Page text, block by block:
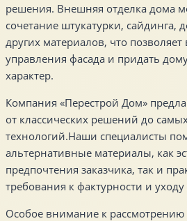
решения. Внешняя отделка дома
сочетание штукатурки,
других материалов, что
управления фасада и придать
характер.
Компания «Перестрой Дом»
от классических решений до
технологий.Наши специалисты
альтернативные материалы, как
предпочтения заказчика, так и
требования к фактурности и
Особое внимание к